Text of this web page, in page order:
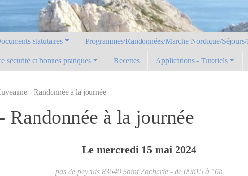
statutaires Programmes/Randonnées/Marche Nordique/
sécurité et bonnes pratiques Recettes Applications - Tutoriels
- Randonnée à la journée
Randonnée à la journée
Le mercredi 15 mai 2024
pas de peyruis 83640 Saint Zacharie - de 09h15 à 16h